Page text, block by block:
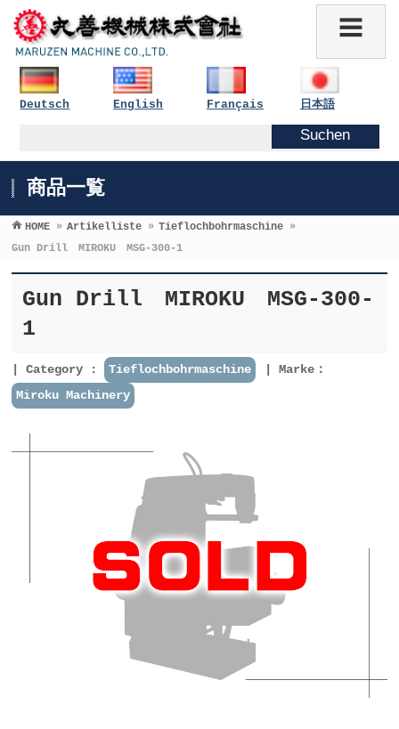
Deutsch English Français 日本語
商品一覧
HOME » Artikelliste » Tieflochbohrmaschine »
Gun Drill MIROKU MSG-300-1
Gun Drill MIROKU MSG-300-
1
Category : Tieflochbohrmaschine
Marke：
Miroku Machinery